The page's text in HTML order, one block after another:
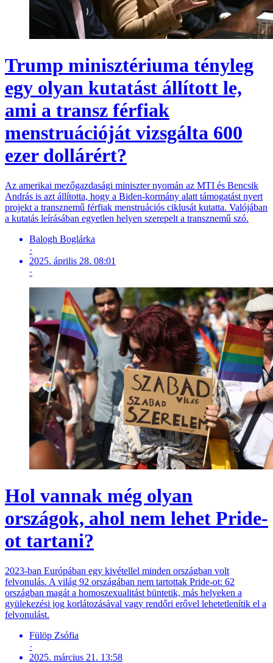
Trump minisztériuma tényleg
egy olyan kutatást állított le,
ami a transz férfiak
menstruációját vizsgálta 600
ezer dollárért?
Az amerikai mezőgazdasági miniszter nyomán az MTI és Bencsik
András is azt állította, hogy a Biden-kormány alatt támogatást nyert
projekt a transznemű férfiak menstruációs ciklusát kutatta. Valójában
a kutatás leírásában egyetlen helyen szerepelt a transznemű szó.
Balogh Boglárka
·
2025. április 28. 08:01
·
Hol vannak még olyan
országok, ahol nem lehet Pride-
ot tartani?
2023-ban Európában egy kivétellel minden országban volt
felvonulás. A világ 92 országában nem tartottak Pride-ot: 62
országban magát a homoszexualitást büntetik, más helyeken a
gyülekezési jog korlátozásával vagy rendőri erővel lehetetlenítik el a
felvonulást.
Fülöp Zsófia
·
2025. március 21. 13:58